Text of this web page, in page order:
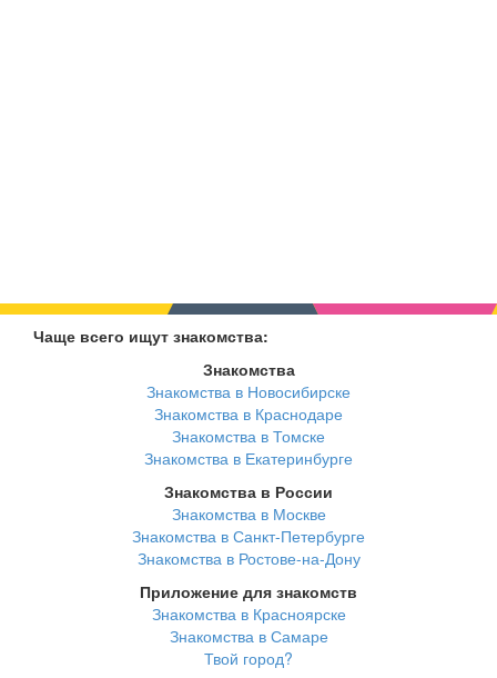
Чаще всего ищут знакомства:
Знакомства
Знакомства в Новосибирске
Знакомства в Краснодаре
Знакомства в Томске
Знакомства в Екатеринбурге
Знакомства в России
Знакомства в Москве
Знакомства в Санкт-Петербурге
Знакомства в Ростове-на-Дону
Приложение для знакомств
Знакомства в Красноярске
Знакомства в Самаре
Твой город?